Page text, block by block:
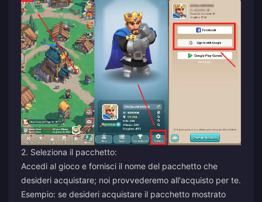
2. Seleziona il pacchetto:
Accedi al gioco e fornisci il nome del pacchetto che
desideri acquistare; noi provvederemo all'acquisto per te.
Esempio: se desideri acquistare il pacchetto mostrato